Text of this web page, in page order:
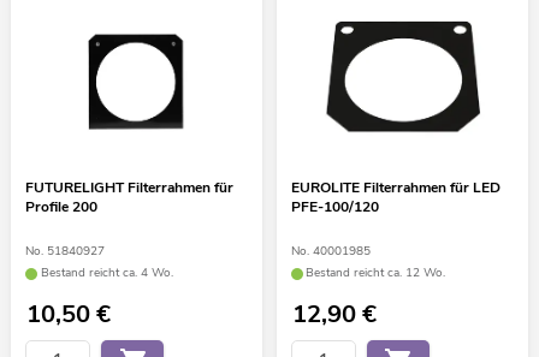
FUTURELIGHT Filterrahmen für
Profile 200
No. 51840927
Bestand reicht ca. 4 Wo.
10,50€
EUROLITE Filterrahmen für LED
PFE-100/120
No. 40001985
Bestand reicht ca. 12 Wo.
12,90€